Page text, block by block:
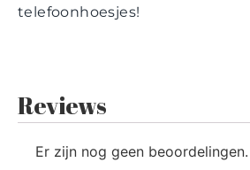
telefoonhoesjes!
Reviews
Er zijn nog geen beoordelingen.